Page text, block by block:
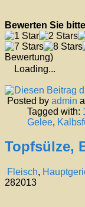
Bewerten Sie
Bewertung)
Loading...
Posted by admin
Tagged with:
Gelee,
Topfsülze,
Fleisch,
282013